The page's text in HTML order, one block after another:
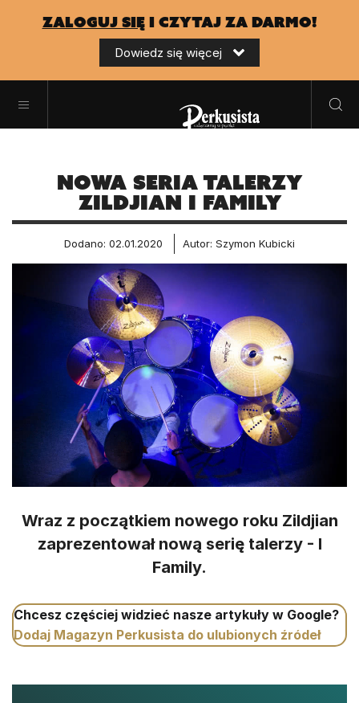
zaloguj sięi czytaj za darmo!
Dowiedz się więcej
Nowa seria talerzy
Zildjian I Family
Dodano: 02.01.2020 Autor: Szymon Kubicki
Wraz z początkiem nowego roku Zildjian
zaprezentował nową serię talerzy - I
Family.
Chcesz częściej widzieć nasze artykuły w Google?
Dodaj Magazyn Perkusista do ulubionych źródeł